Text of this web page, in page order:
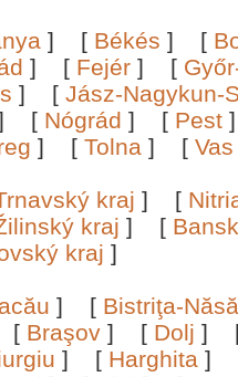
] [ Békés ] [
] [ Fejér ] [
] [ Jász-Nagykun-
[ Nógrád ] [ Pest
] [ Tolna ] [ Vas
kraj ] [
kraj ] [
kraj ]
] [ Bistriţa-
[ Braşov ] [ Dolj ]
] [ Harghita ]